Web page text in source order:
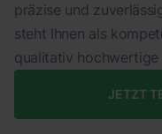
präzise und
steht Ihnen als
qualitativ
JETZT